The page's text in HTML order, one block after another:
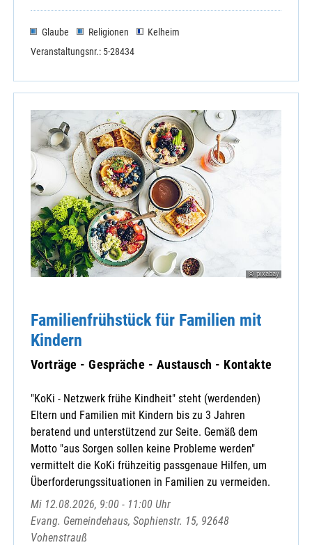
Glaube Religionen
Kelheim
Veranstaltungsnr.: 5-28434
© pixabay
Familienfrühstück für Familien mit
Kindern
Vorträge - Gespräche - Austausch - Kontakte
"KoKi - Netzwerk frühe Kindheit" steht (werdenden)
Eltern und Familien mit Kindern bis zu 3 Jahren
beratend und unterstützend zur Seite. Gemäß dem
Motto "aus Sorgen sollen keine Probleme werden"
vermittelt die KoKi frühzeitig passgenaue Hilfen, um
Überforderungssituationen in Familien zu vermeiden.
Mi 12.08.2026, 9:00 - 11:00 Uhr
Evang. Gemeindehaus, Sophienstr. 15, 92648
Vohenstrauß